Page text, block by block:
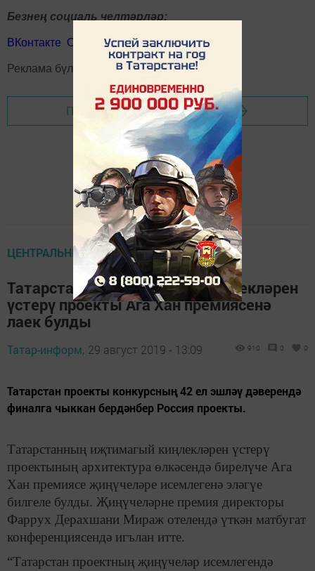
Безнең социаль челтәрләр:
ВКонтакте Одноклассники Telegram
Реклама бүлеге телефоны8(843)47-30-0-02.
Перейти на страницу новости
ЦЕНТРАЛЬНЫЕ НОВОСТИ
Татарстанның иҗтимагый киңлекләрен
үстерү проекты Ага Хан премиясенә
лаек булды
Татар-информ, 29 август 2019 - 13:09 910 0 0
Татарстан проекты конкурсның 42 ел эшләү дәверендә
финалга чыккан бердәнбер Россия проекты.
Татарстанның иҗтимагый киңлекләрен үстерү
проектының архитектура өлкәсендә бирелүче Ага
Хан премиясе җиңүчеләре исемлегенә эләгүе
билгеле булды. Җиңүчеләрне премия директоры
Фаррух Дерахшани Мираж отелендә үткән матбугат
конференциясендә игълан итте.
“Татарстан проектның җиңүчеләр исемлегендә